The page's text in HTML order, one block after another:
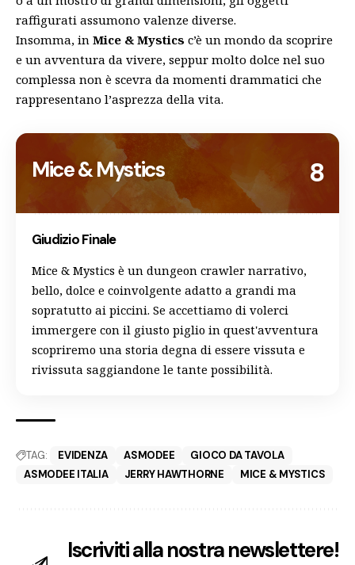
raffigurati assumono valenze diverse.
Insomma, in Mice & Mystics c’è un mondo da scoprire
e un avventura da vivere, seppur molto dolce nel suo
complessa non è scevra da momenti drammatici che
rappresentano l’asprezza della vita.
Mice & Mystics 8
Giudizio Finale
Mice & Mystics è un dungeon crawler narrativo,
bello, dolce e coinvolgente adatto a grandi ma
sopratutto ai piccini. Se accettiamo di volerci
immergere con il giusto piglio in quest'avventura
scopriremo una storia degna di essere vissuta e
rivissuta saggiandone le tante possibilità.
TAG: EVIDENZA ASMODEE
GIOCO DA TAVOLA
ASMODEE ITALIA
JERRY HAWTHORNE MICE & MYSTICS
Iscriviti alla nostra newslettere!